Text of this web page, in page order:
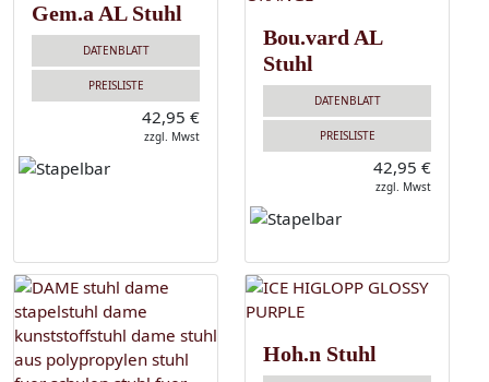
Gem.a AL Stuhl
DATENBLATT
PREISLISTE
42,95 €
zzgl. Mwst
Bou.vard AL
Stuhl
DATENBLATT
PREISLISTE
42,95 €
zzgl. Mwst
Hoh.n Stuhl